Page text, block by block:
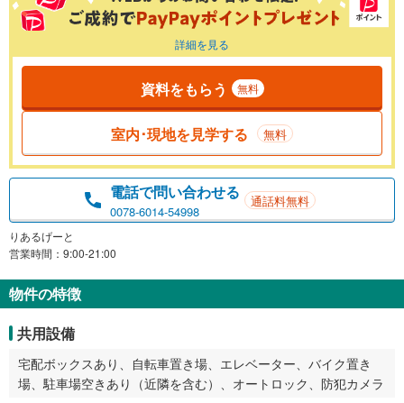
詳細を見る
資料をもらう 無料
室内･現地を見学する 無料
電話で問い合わせる
0078-6014-54998
通話料無料
りあるげーと
営業時間：9:00-21:00
物件の特徴
共用設備
宅配ボックスあり、自転車置き場、エレベーター、バイク置き
場、駐車場空きあり（近隣を含む）、オートロック、防犯カメラ